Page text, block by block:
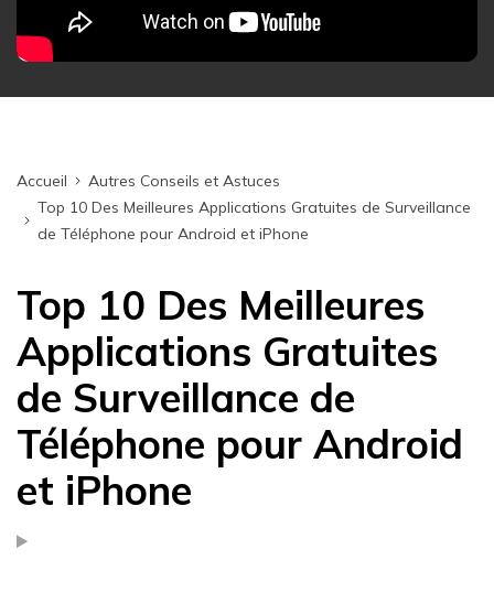
Accueil
Autres Conseils et Astuces
Top 10 Des Meilleures Applications Gratuites de Surveillance
de Téléphone pour Android et iPhone
Top 10 Des Meilleures
Applications Gratuites
de Surveillance de
Téléphone pour Android
et iPhone